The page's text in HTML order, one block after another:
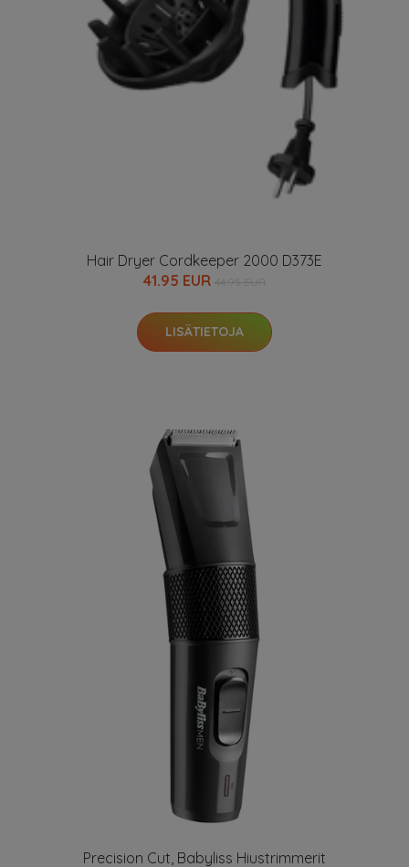
Hair Dryer Cordkeeper 2000 D373E
41.95 EUR
LISÄTIETOJA
Precision Cut, Babyliss Hiustrimmerit